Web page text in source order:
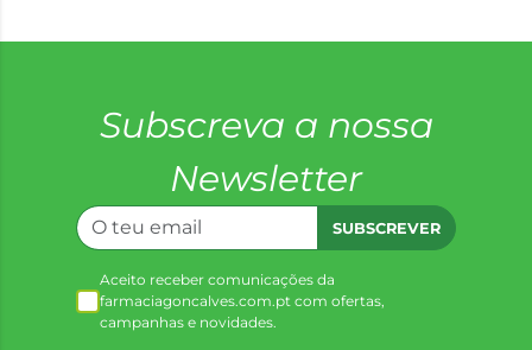
Subscreva a nossa
Newsletter
SUBSCREVER
Aceito receber comunicações da
farmaciagoncalves.com.pt com ofertas,
campanhas e novidades.